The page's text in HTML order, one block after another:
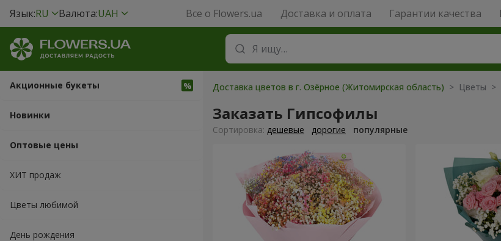
Язык:RU Валюта:UAH Все о Flowers.ua Доставка и оплата Гарантии качества
Акционные букеты
Новинки
Оптовые цены
ХИТ продаж
Цветы любимой
День рождения
Доставка цветов в г. Озёрное (Житомирская область) > Цветы >
Заказать Гипсофилы
Cортировка: дешевые дорогие популярные